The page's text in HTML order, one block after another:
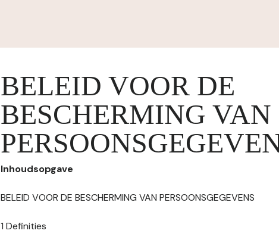
BELEID VOOR DE
BESCHERMING VAN
Inhoudsopgave
BELEID VOOR DE BESCHERMING VAN PERSOONSGEGEVENS
1 Definities